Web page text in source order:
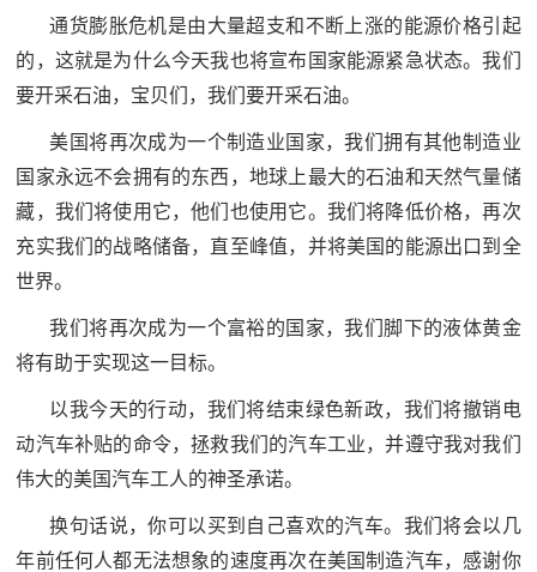
通货膨胀危机是由大量超支和不断上涨的能源价格引起
的，这就是为什么今天我也将宣布国家能源紧急状态。我们
要开采石油，宝贝们，我们要开采石油。
美国将再次成为一个制造业国家，我们拥有其他制造业
国家永远不会拥有的东西，地球上最大的石油和天然气量储
藏，我们将使用它，他们也使用它。我们将降低价格，再次
充实我们的战略储备，直至峰值，并将美国的能源出口到全
世界。
我们将再次成为一个富裕的国家，我们脚下的液体黄金
将有助于实现这一目标。
以我今天的行动，我们将结束绿色新政，我们将撤销电
动汽车补贴的命令，拯救我们的汽车工业，并遵守我对我们
伟大的美国汽车工人的神圣承诺。
换句话说，你可以买到自己喜欢的汽车。我们将会以几
年前任何人都无法想象的速度再次在美国制造汽车，感谢你